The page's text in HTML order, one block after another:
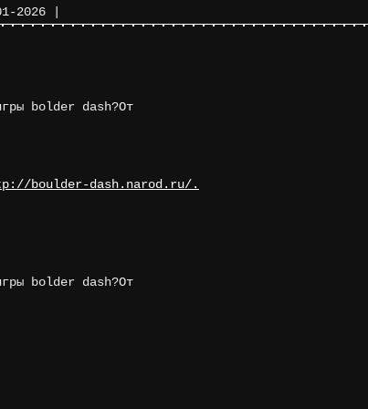
2026
bolder dash?От
boulder-dash.narod.ru/.
bolder dash?От